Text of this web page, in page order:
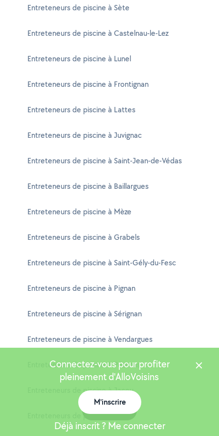
Entreteneurs de piscine à Sète
Entreteneurs de piscine à Castelnau-le-Lez
Entreteneurs de piscine à Lunel
Entreteneurs de piscine à Frontignan
Entreteneurs de piscine à Lattes
Entreteneurs de piscine à Juvignac
Entreteneurs de piscine à Saint-Jean-de-Védas
Entreteneurs de piscine à Baillargues
Entreteneurs de piscine à Mèze
Entreteneurs de piscine à Grabels
Entreteneurs de piscine à Saint-Gély-du-Fesc
Entreteneurs de piscine à Pignan
Entreteneurs de piscine à Sérignan
Entreteneurs de piscine à Vendargues
Entreteneurs de piscine à Pézenas
Entreteneurs de piscine à Jacou
Entreteneurs de piscine à Vias
Connectez-vous pour profiter
pleinement d'AlloVoisins
M'inscrire
Déjà inscrit ? Me connecter